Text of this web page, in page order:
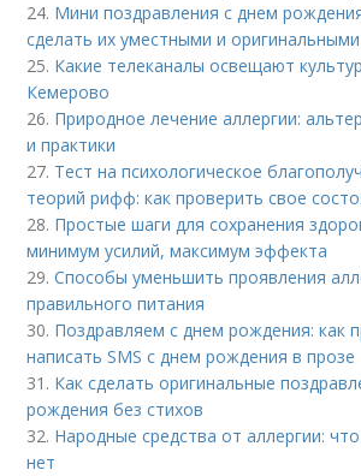
24. Мини поздравления с днем
сделать их уместными и оригинальными
25. Какие телеканалы освещают
Кемерово
26. Природное лечение аллергии:
и практики
27. Тест на психологическое
теорий рифф: как проверить свое
28. Простые шаги для сохранения
минимум усилий, максимум эффекта
29.Способы уменьшить проявления
правильного питания
30. Поздравляем с днем рождения: как
написать SMS с днем рождения в прозе
31. Как сделать оригинальные
рождения без стихов
32. Народные средства от аллергии:
нет